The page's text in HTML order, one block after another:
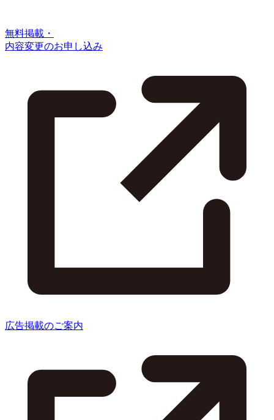
無料掲載・
内容変更のお申し込み
広告掲載のご案内